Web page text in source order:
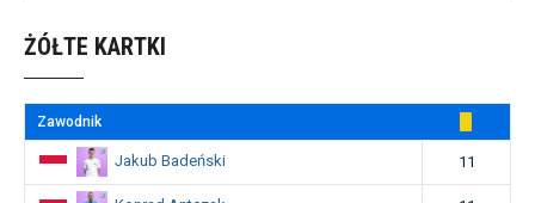
ŻÓŁTE KARTKI
Zawodnik
Jakub Badeński 11